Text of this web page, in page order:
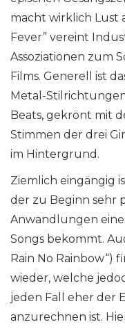
macht wirklich Lust
Fever” vereint
Assoziationen zum
Films. Generell ist
Metal-
Beats, gekrönt mit
Stimmen der drei
im Hintergrund.
Ziemlich eingängig
der zu Beginn sehr
Anwandlungen
Songs bekommt.
Rain No Rainbow“)
wieder, welche
jeden Fall eher der
anzurechnen ist.